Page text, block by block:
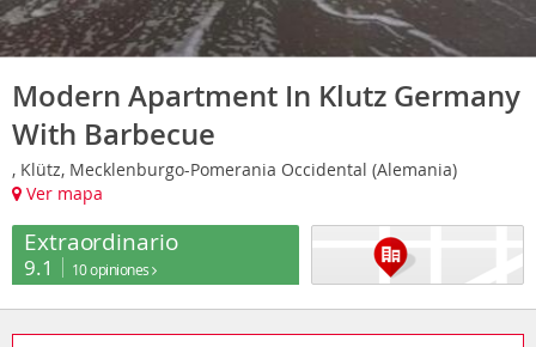
Modern Apartment In Klutz Germany
With Barbecue
, Klütz, Mecklenburgo-Pomerania Occidental (Alemania)
Ver mapa
Extraordinario
9.1 10 opiniones